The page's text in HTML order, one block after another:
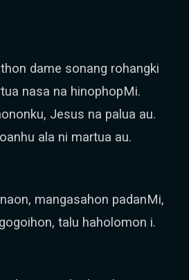
dame sonang rohangki
nasa na hinophopMi.
Jesus na palua au.
ala ni martua au.
mangasahon padanMi,
talu haholomon i.